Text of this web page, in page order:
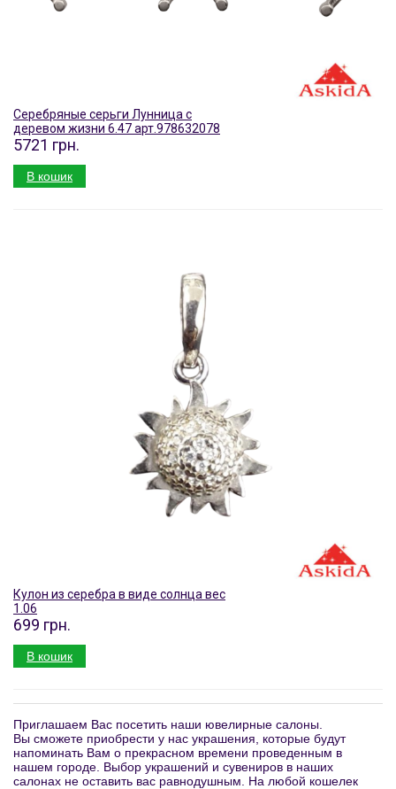
Серебряные серьги Лунница с
деревом жизни 6.47 арт.978632078
5721 грн.
В кошик
Кулон из серебра в виде солнца вес
1.06
699 грн.
В кошик
Приглашаем Вас посетить наши ювелирные салоны.
Вы сможете приобрести у нас украшения, которые будут
напоминать Вам о прекрасном времени проведенным в
нашем городе. Выбор украшений и сувениров в наших
салонах не оставить вас равнодушным. На любой кошелек